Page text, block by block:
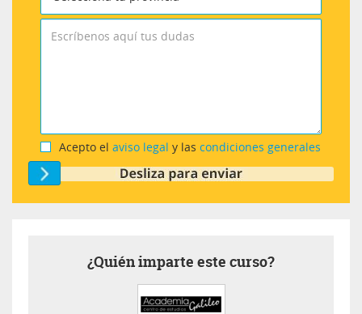
Acepto el aviso legal y las condiciones generales
¿Quién imparte este curso?